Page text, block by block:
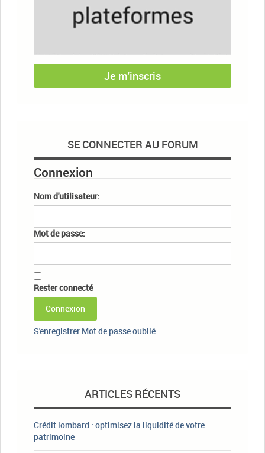
Je m'inscris
SE CONNECTER AU FORUM
Connexion
Nom d'utilisateur:
Mot de passe:
Rester connecté
Connexion
S'enregistrer Mot de passe oublié
ARTICLES RÉCENTS
Crédit lombard : optimisez la liquidité de votre
patrimoine